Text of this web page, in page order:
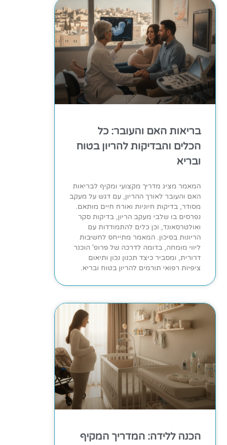
בריאות האם והעובר: כל
הכלים והבדיקות להריון בטוח
ובריא
המאמר מציג מדריך מקצועי ומקיף לבריאות
האם והעובר לאורך ההריון, עם דגש על מעקב
מסודר, בדיקות חיוניות ואורח חיים מותאם.
נפרסים בו שלבי מעקב הריון, בדיקות סקר
ואולטרסאונד, וכן כלים להתמודדות עם
הריונות בסיכון. המאמר מתייחס לחשיבות
ליווי מומחה, בדומה לדרכה של פרופ' הוכנר
דרורית, ומסביר כיצד תכנון נכון ותיאום
ציפיות רפואי תורמים להריון בטוח ובריא.
הכנה ללידה: המדריך המקיף